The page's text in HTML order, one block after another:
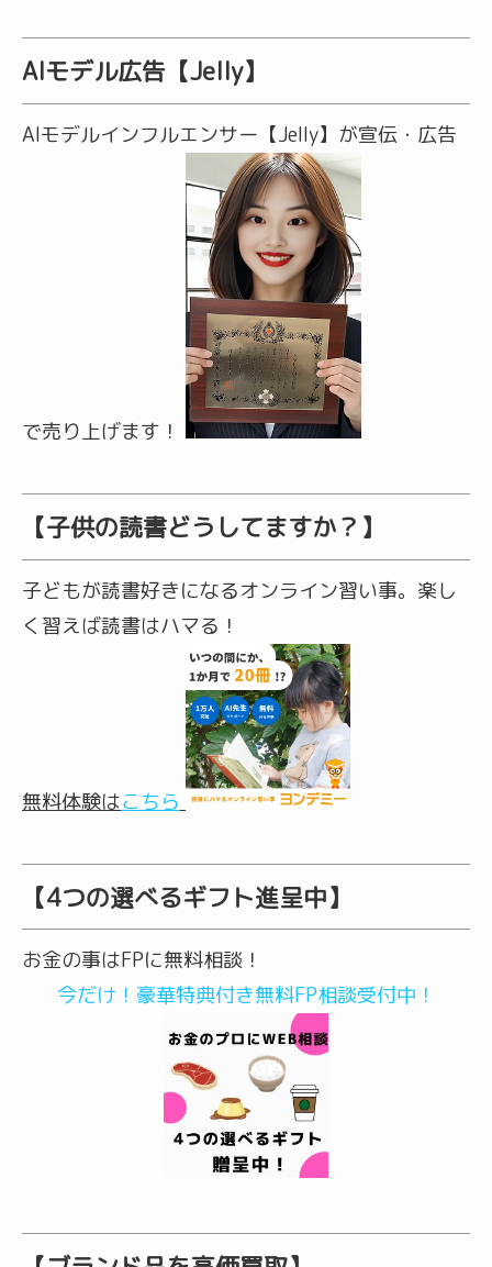
AIモデル広告【Jelly】
AIモデルインフルエンサー【Jelly】が宣伝・広告
で売り上げます！
【子供の読書どうしてますか？】
子どもが読書好きになるオンライン習い事。楽し
く習えば読書はハマる！
無料体験はこちら
【4つの選べるギフト進呈中】
お金の事はFPに無料相談！
今だけ！豪華特典付き無料FP相談受付中！